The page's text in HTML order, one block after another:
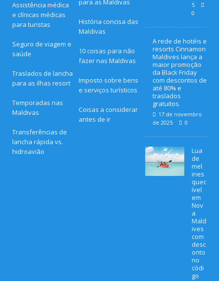
Assistência médica
e clínicas médicas
para turistas
Seguro de viagem e
saúde
Traslados de lancha
para as ilhas resort
Temporadas nas
Maldivas
Transferências de
lancha rápida vs.
hidroavião
para as Maldivas
História concisa das
Maldivas
10 coisas para não
fazer nas Maldivas
Imposto sobre bens
e serviços turísticos
Coisas a considerar
antes de ir
5
0
A rede de hotéis e
resorts Cinnamon
Maldives lança a
maior promoção
da Black Friday
com descontos de
até 80% e
traslados
gratuitos.
17 de novembro
de 2025
0
Lua
de
mel
ines
quec
ível
em
Nov
a
Mald
ives
com
desc
onto
no
códi
go